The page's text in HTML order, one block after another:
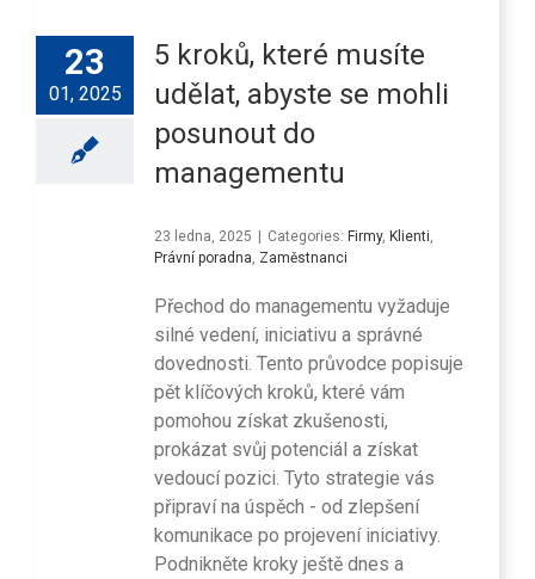
23
01, 2025
5 kroků, které musíte
udělat, abyste se mohli
posunout do
managementu
23 ledna, 2025 | Categories: Firmy, Klienti
Právní poradna Zaměstnanci
Přechod do managementu vyžaduje
silné vedení, iniciativu a správné
dovednosti. Tento průvodce popisuje
pět klíčových kroků, které vám
pomohou získat zkušenosti,
prokázat svůj potenciál a získat
vedoucí pozici. Tyto strategie vás
připraví na úspěch - od zlepšení
komunikace po projevení iniciativy.
Podnikněte kroky ještě dnes a